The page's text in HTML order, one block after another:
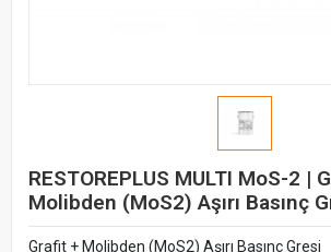
RESTOREPLUS MULTI MoS-2 |
Molibden (MoS2) Aşırı Basınç
Grafit + Molibden (MoS2) Aşırı Basınç Gresi